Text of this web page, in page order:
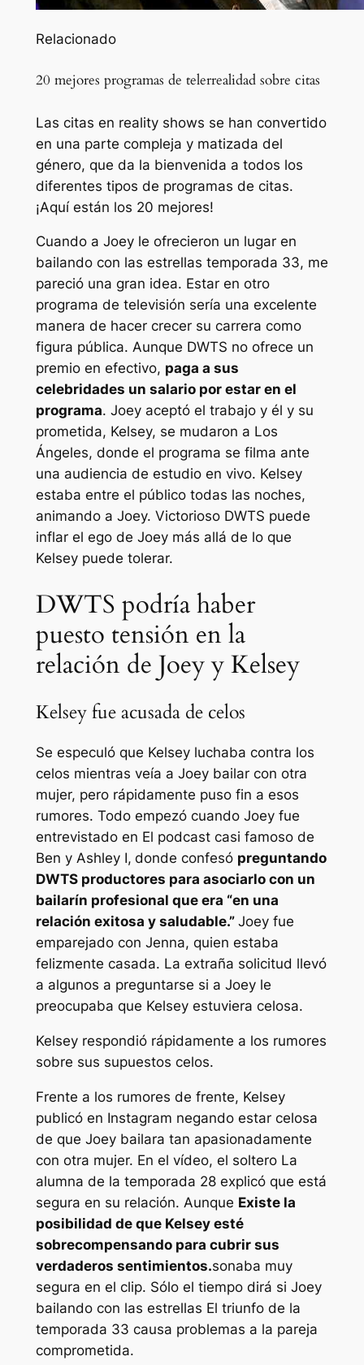
Relacionado
20 mejores programas de telerrealidad sobre citas
Las citas en reality shows se han convertido
en una parte compleja y matizada del
género, que da la bienvenida a todos los
diferentes tipos de programas de citas.
¡Aquí están los 20 mejores!
Cuando a Joey le ofrecieron un lugar en
bailando con las estrellas temporada 33, me
pareció una gran idea. Estar en otro
programa de televisión sería una excelente
manera de hacer crecer su carrera como
figura pública. Aunque DWTS no ofrece un
premio en efectivo, paga a sus
celebridades un salario por estar en el
programa. Joey aceptó el trabajo y él y su
prometida, Kelsey, se mudaron a Los
Ángeles, donde el programa se filma ante
una audiencia de estudio en vivo. Kelsey
estaba entre el público todas las noches,
animando a Joey. Victorioso DWTS puede
inflar el ego de Joey más allá de lo que
Kelsey puede tolerar.
DWTS podría haber
puesto tensión en la
relación de Joey y Kelsey
Kelsey fue acusada de celos
Se especuló que Kelsey luchaba contra los
celos mientras veía a Joey bailar con otra
mujer, pero rápidamente puso fin a esos
rumores. Todo empezó cuando Joey fue
entrevistado en El podcast casi famoso de
Ben y Ashley I, donde confesó preguntando
DWTSproductores para asociarlo con un
bailarín profesional que era “en una
relación exitosa y saludable.” Joey fue
emparejado con Jenna, quien estaba
felizmente casada. La extraña solicitud llevó
a algunos a preguntarse si a Joey le
preocupaba que Kelsey estuviera celosa.
Kelsey respondió rápidamente a los rumores
sobre sus supuestos celos.
Frente a los rumores de frente, Kelsey
publicó en Instagram negando estar celosa
de que Joey bailara tan apasionadamente
con otra mujer. En el vídeo, el soltero La
alumna de la temporada 28 explicó que está
segura en su relación. Aunque Existe la
posibilidad de que Kelsey esté
sobrecompensando para cubrir sus
verdaderos sentimientos.sonaba muy
segura en el clip. Sólo el tiempo dirá si Joey
bailando con las estrellas El triunfo de la
temporada 33 causa problemas a la pareja
comprometida.